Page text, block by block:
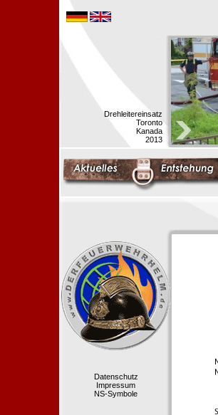
Drehleitereinsatz
Toronto
Kanada
2013
Datenschutz
Impressum
NS-Symbole